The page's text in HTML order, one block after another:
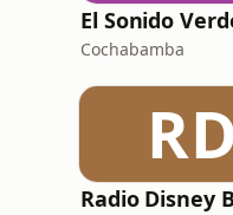
Cochabamba
RD
Radio Disney